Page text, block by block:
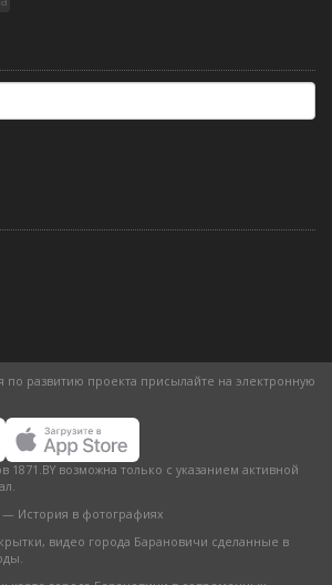
развитию проекта присылайте на электронную
1871.BY возможна только с указанием активной
— История в фотографиях
видео города Барановичи сделанные в